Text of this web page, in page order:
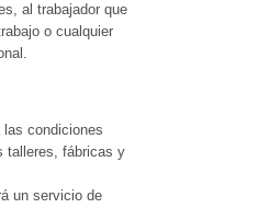
al trabajador que
o cualquier
las condiciones
talleres, fábricas y
un servicio de